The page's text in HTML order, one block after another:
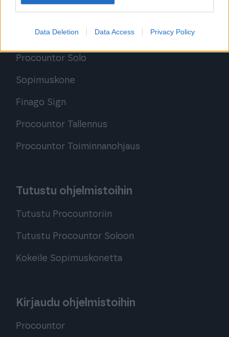
Data Deletion Data Access Privacy Policy
Ratkaisut
Procountor
Procountor Solo
Sopimuskone
Finago Sign
Procountor Tallennus
Procountor Toiminnanohjaus
Tutustu ohjelmistoihin
Tutustu Procountoriin
Tutustu Procountor Soloon
Kokeile Sopimuskonetta
Kirjaudu ohjelmistoihin
Procountor